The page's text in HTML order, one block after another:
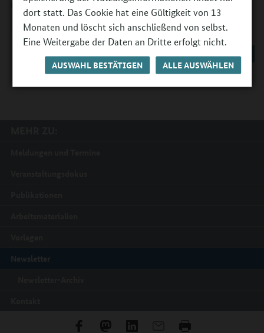
dort statt. Das Cookie hat eine Gültigkeit von 13
Monaten und löscht sich anschließend von selbst.
Eine Weitergabe der Daten an Dritte erfolgt nicht.
AUSWAHL BESTÄTIGEN ALLE AUSWÄHLEN
E-Mail-Adresse (Wiederholung):*
Newsletter